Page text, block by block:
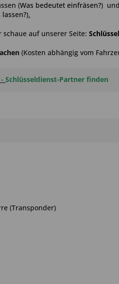
(Was bedeutet einfräsen?)
).
auf unserer Seite:
(Kosten abhängig vom
-Schlüsseldienst-Partner finden
(Transponder)